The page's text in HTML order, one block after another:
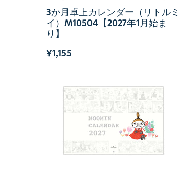
3か月卓上カレンダー（リトルミ
イ）M10504【2027年1月始ま
り】
¥1,155